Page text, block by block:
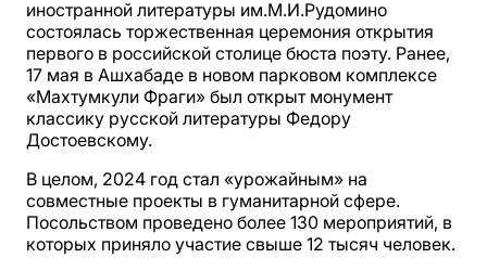
иностранной литературы им.М.И.Рудомино
состоялась торжественная церемония открытия
первого в российской столице бюста поэту. Ранее,
17 мая в Ашхабаде в новом парковом комплексе
«Махтумкули Фраги» был открыт монумент
классику русской литературы Федору
Достоевскому.
В целом, 2024 год стал «урожайным» на
совместные проекты в гуманитарной сфере.
Посольством проведено более 130 мероприятий, в
которых приняло участие свыше 12 тысяч человек.